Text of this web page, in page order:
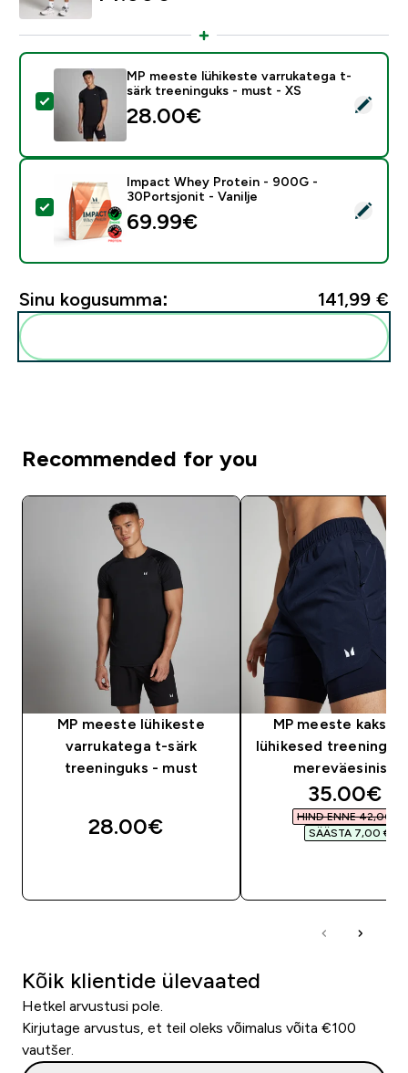
Vali see toode - MP meeste lühikeste varrukatega t-
MP meeste lühikeste varrukatega t-
särk treeninguks - must - XS
28.00€‎
Vali see toode - Impact Whey Protein - 900G -
Impact Whey Protein - 900G -
30Portsjonit - Vanilje
69.99€‎
Sinu kogusumma: 141,99 €‎
Recommended for you
MP meeste lühikeste
varrukatega t-särk
treeninguks - must
28.00€‎
MP meeste kaks-
lühikesed
mereväesinised
35.00€‎
HIND ENNE 42,00 €‎
SÄÄSTA 7,00 €‎
Kõik klientide ülevaated
Hetkel arvustusi pole.
Kirjutage arvustus, et teil oleks võimalus võita €100
vautšer.